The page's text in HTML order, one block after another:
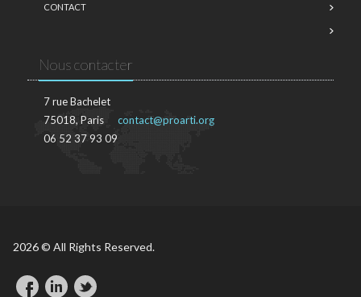
CONTACT
Nous contacter
7 rue Bachelet
75018, Paris
06 52 37 93 09
contact@proarti.org
2026 © All Rights Reserved.